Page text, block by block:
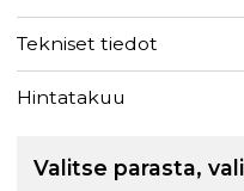
Tekniset tiedot
Hintatakuu
Valitse parasta,